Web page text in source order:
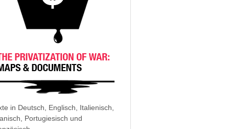
in Deutsch, Englisch, Italienisch,
Portugiesisch und